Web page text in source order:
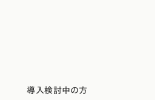
導入検討中の方